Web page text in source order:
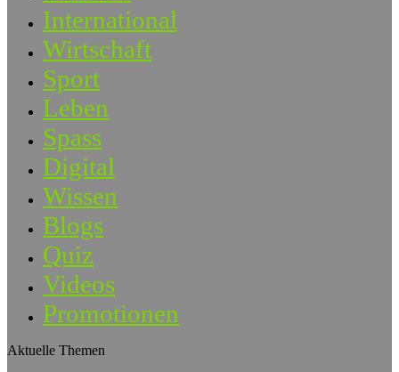
International
Wirtschaft
Sport
Leben
Spass
Digital
Wissen
Blogs
Quiz
Videos
Promotionen
Aktuelle Themen